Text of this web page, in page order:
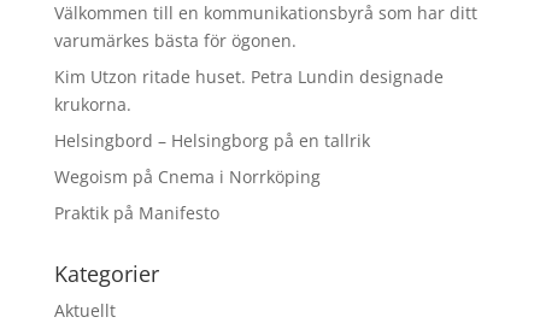
Välkommen till en kommunikationsbyrå som har ditt
varumärkes bästa för ögonen.
Kim Utzon ritade huset. Petra Lundin designade
krukorna.
Helsingbord – Helsingborg på en tallrik
Wegoism på Cnema i Norrköping
Praktik på Manifesto
Kategorier
Aktuellt